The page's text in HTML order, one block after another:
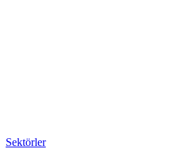
Sektörler